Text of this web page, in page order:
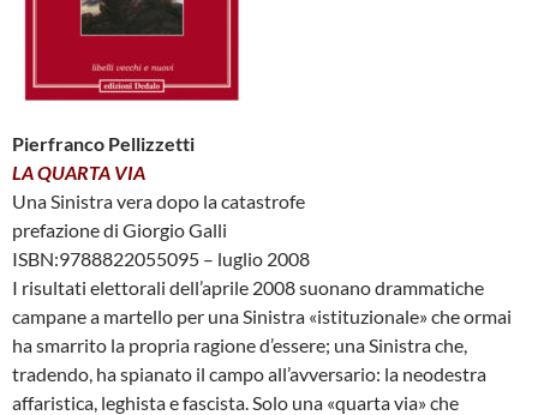
Pierfranco Pellizzetti
LA QUARTA VIA
Una Sinistra vera dopo la catastrofe
prefazione di Giorgio Galli
ISBN:9788822055095 – luglio 2008
I risultati elettorali dell’aprile 2008 suonano drammatiche
campane a martello per una Sinistra «istituzionale» che ormai
ha smarrito la propria ragione d’essere; una Sinistra che,
tradendo, ha spianato il campo all’avversario: la neodestra
affaristica, leghista e fascista. Solo una «quarta via» che